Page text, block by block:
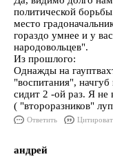
политической
место
гораздо умнее и у
народовольцев".
Из прошлого:
Однажды на
"воспитания",
сидит 2 -ой раз. Я не
( "второразников"
Ответить
андрей